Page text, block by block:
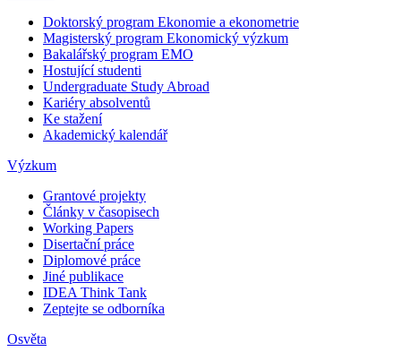
Doktorský program Ekonomie a ekonometrie
Magisterský program Ekonomický výzkum
Bakalářský program EMO
Hostující studenti
Undergraduate Study Abroad
Kariéry absolventů
Ke stažení
Akademický kalendář
Výzkum
Grantové projekty
Články v časopisech
Working Papers
Disertační práce
Diplomové práce
Jiné publikace
IDEA Think Tank
Zeptejte se odborníka
Osvěta